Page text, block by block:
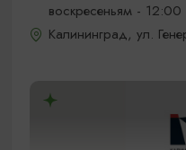
воскресеньям - 12:00
Калининград, ул.